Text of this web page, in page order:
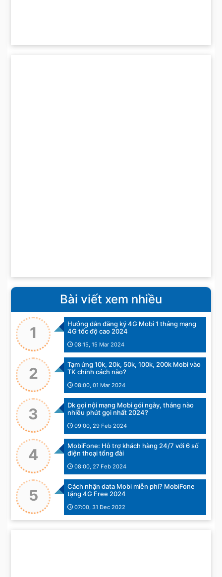
Bài viết xem nhiều
1
Hướng dẫn đăng ký 4G Mobi 1 tháng mạng
4G tốc độ cao 2024
08:15, 15 Mar 2024
2
Tạm ứng 10k, 20k, 50k, 100k, 200k Mobi vào
TK chính cách nào?
08:00, 01 Mar 2024
3
Dk gọi nội mạng Mobi gói ngày, tháng nào
nhiều phút gọi nhất 2024?
09:00, 29 Feb 2024
4
MobiFone: Hỗ trợ khách hàng 24/7 với 6 số
điện thoại tổng đài
08:00, 27 Feb 2024
5
Cách nhận data Mobi miễn phí? MobiFone
tặng 4G Free 2024
07:00, 31 Dec 2022